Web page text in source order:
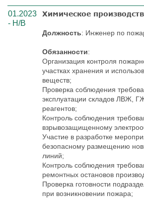
01.2023
- Н/В
Химическое
Должность: Инженер по
Обязанности:
Организация контроля
участках хранения и
веществ;
Проверка соблюдения
эксплуатации складов ЛВЖ,
реагентов;
Контроль соблюдения
взрывозащищенному
Участие в разработке
безопасному размещению
линий;
Контроль соблюдения
ремонтных остановов
Проверка готовности
при возникновении пожара;